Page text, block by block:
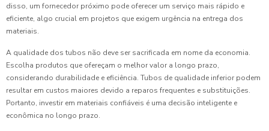
disso, um fornecedor próximo pode oferecer um serviço mais rápido e
eficiente, algo crucial em projetos que exigem urgência na entrega dos
materiais.
A qualidade dos tubos não deve ser sacrificada em nome da economia.
Escolha produtos que ofereçam o melhor valor a longo prazo,
considerando durabilidade e eficiência. Tubos de qualidade inferior podem
resultar em custos maiores devido a reparos frequentes e substituições.
Portanto, investir em materiais confiáveis é uma decisão inteligente e
econômica no longo prazo.